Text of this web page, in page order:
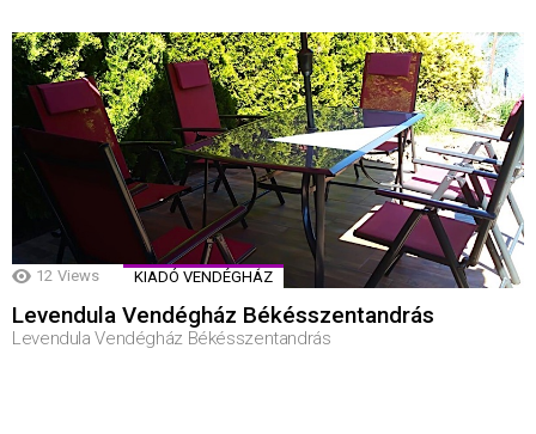
12 Views KIADÓ VENDÉGHÁZ
Levendula Vendégház Békésszentandrás
Levendula Vendégház Békésszentandrás